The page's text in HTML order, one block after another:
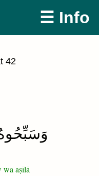
☰ Info
42
wa aṣīlā